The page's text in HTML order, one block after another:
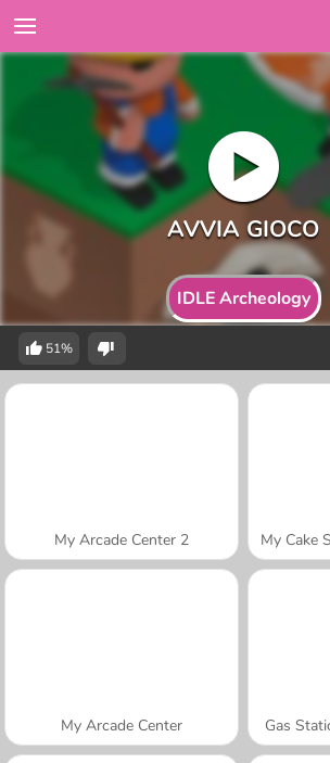
IDLE Archeology
51%
My Arcade Center 2 My Cake
My Arcade Center Gas